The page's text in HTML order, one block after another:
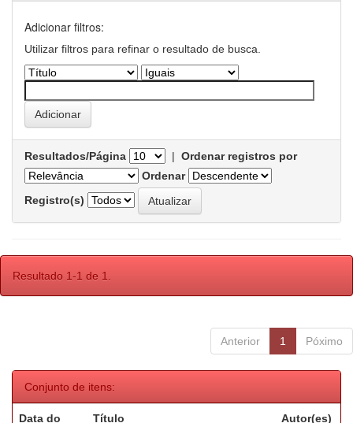
Adicionar filtros:
Utilizar filtros para refinar o resultado de busca.
Resultados/Página | Ordenar registros por
Ordenar
Registro(s)
Resultado 1-1 de 1.
Anterior 1 Póximo
Conjunto de itens:
Data do
Título Autor(es)